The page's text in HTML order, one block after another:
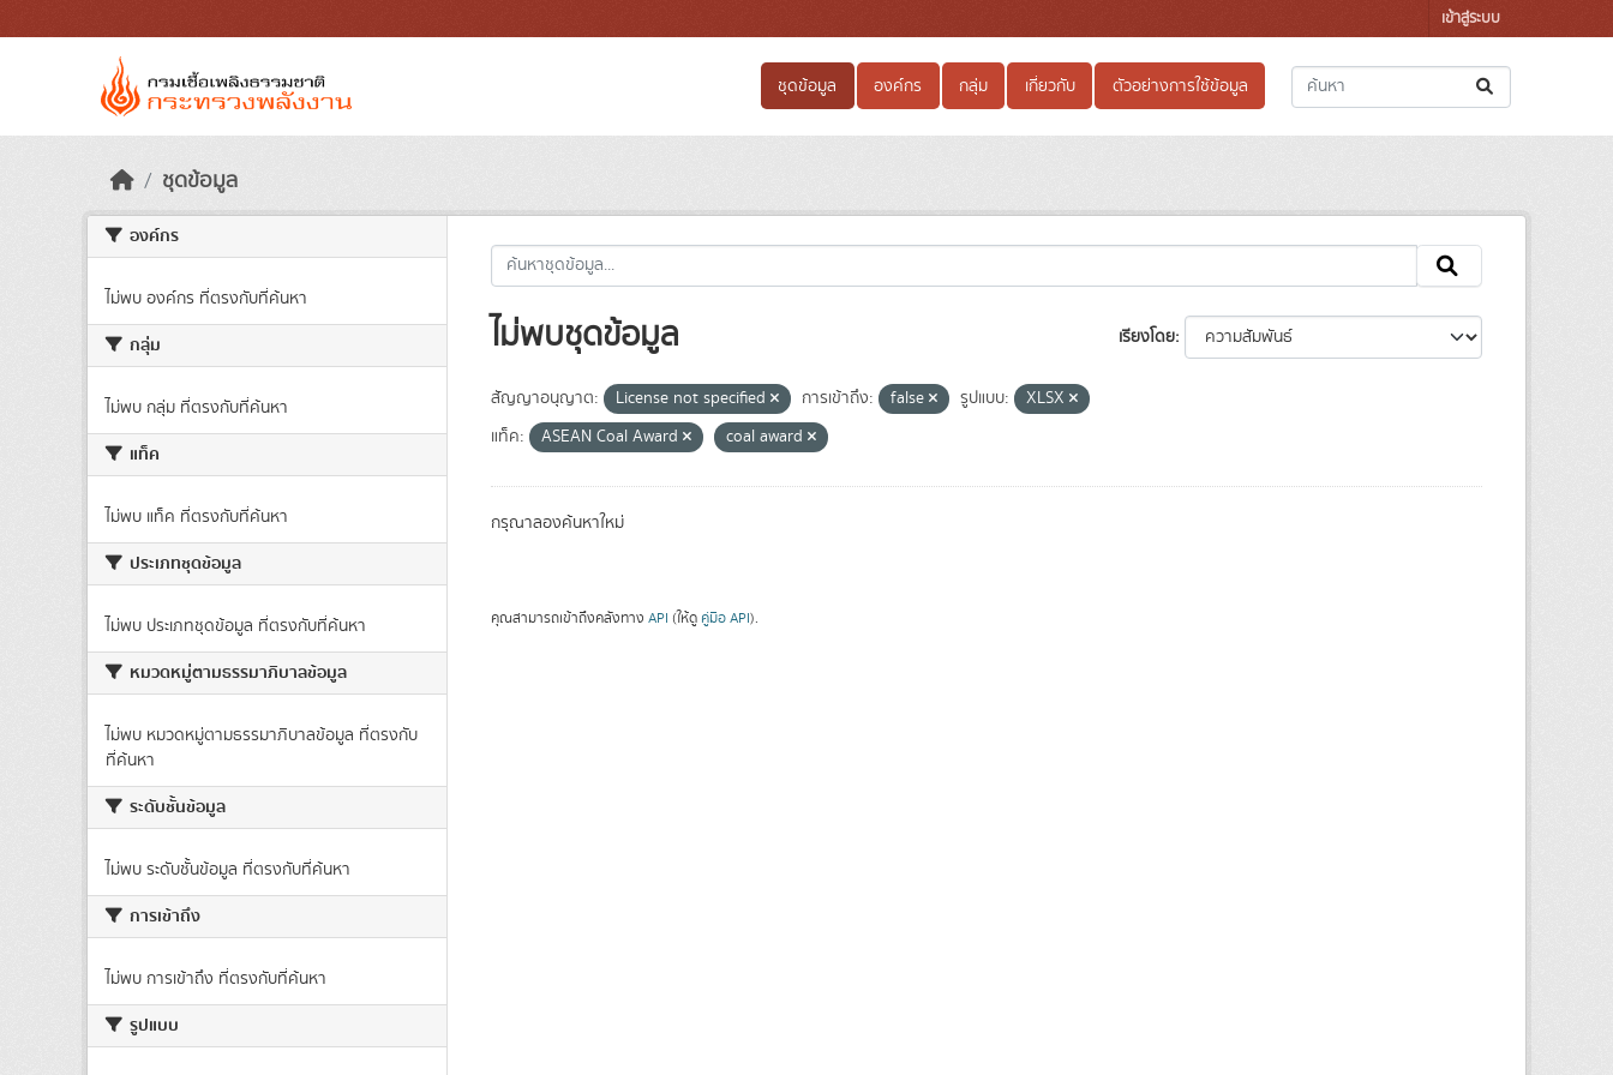
เข้าสู่ระบบ
ชุดข้อมูล องค์กร กลุ่ม เกี่ยวกับ ตัวอย่างการใช้ข้อมูล
ชุดข้อมูล
องค์กร
ไม่พบ องค์กร ที่ตรงกับที่ค้นหา
กลุ่ม
ไม่พบ กลุ่ม ที่ตรงกับที่ค้นหา
แท็ค
ไม่พบ แท็ค ที่ตรงกับที่ค้นหา
ประเภทชุดข้อมูล
ไม่พบ ประเภทชุดข้อมูล ที่ตรงกับที่ค้นหา
หมวดหมู่ตามธรรมาภิบาลข้อมูล
ไม่พบ หมวดหมู่ตามธรรมาภิบาลข้อมูล ที่ตรงกับ
ที่ค้นหา
ระดับชั้นข้อมูล
ไม่พบ ระดับชั้นข้อมูล ที่ตรงกับที่ค้นหา
การเข้าถึง
ไม่พบ การเข้าถึง ที่ตรงกับที่ค้นหา
รูปแบบ
เรียงโดย
ไม่พบชุดข้อมูล
สัญญาอนุญาต: License not specified การเข้าถึง: false รูปแบบ:
XLSX
แท็ค:
ASEAN Coal Award coal award
กรุณาลองค้นหาใหม่
คุณสามารถเข้าถึงคลังทาง API (ให้ดู คู่มือ API).